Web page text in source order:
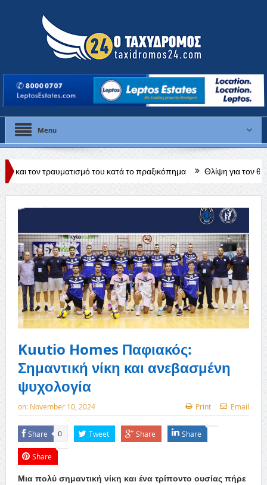
Menu
του κατά το πραξικόπημα Θλίψη για τον θάνατο της Έλλης
ΠΑΣΥΞΕ Πάφου
Kuutio Homes Παφιακός:
Σημαντική νίκη και ανεβασμένη
ψυχολογία
on: November 10, 2024 Print Email
Share 0 Tweet Share Share
Share
Μια πολύ σημαντική νίκη και ένα τρίποντο ουσίας πήρε